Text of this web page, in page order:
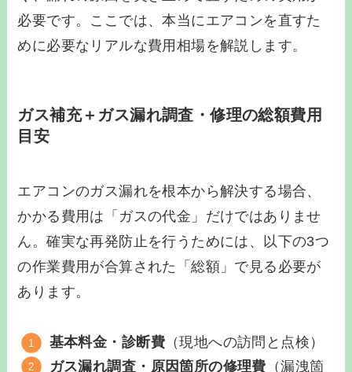
必要です。ここでは、本当にエアコンを直すた
めに必要なリアルな費用相場を解説します。
ガス補充＋ガス漏れ調査・修理の総額費用
目安
エアコンのガス漏れを根本から解決する場合、
かかる費用は「ガスの代金」だけではありませ
ん。確実な再発防止を行うためには、以下の3つ
の作業費用が合算された「総額」で見る必要が
あります。
基本料金・診断費（現地への訪問と点検）
ガス漏れ調査・原因箇所の修理費 （漏洩箇